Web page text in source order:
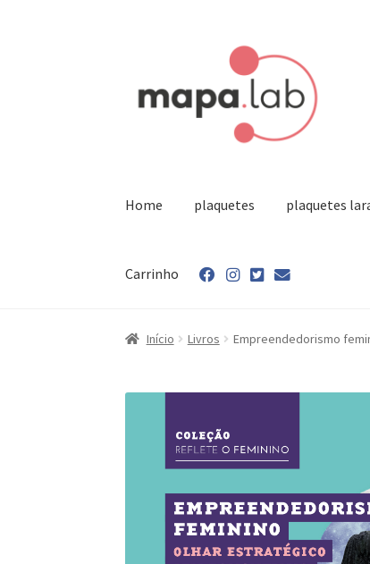
navegação
conteúdo
Home plaquetes plaquetes
Carrinho
Início Carrinho Finalizar compra Minha
Início Livros Empreendedorismo